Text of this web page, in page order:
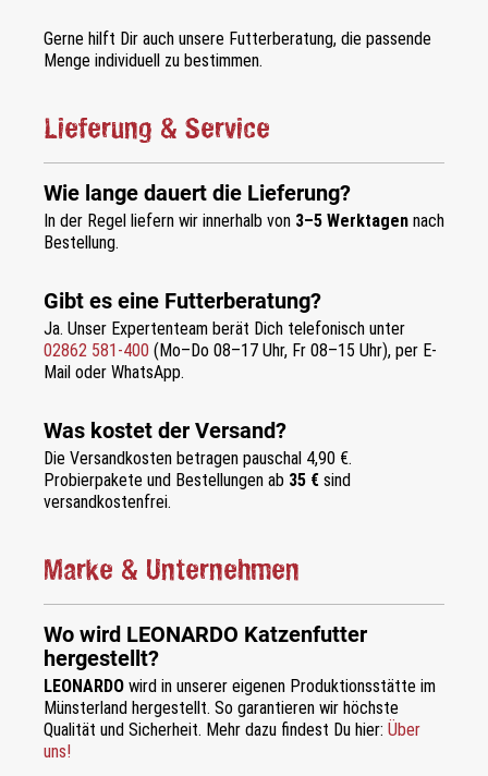
Gerne hilft Dir auch unsere Futterberatung, die passende
Menge individuell zu bestimmen.
Lieferung & Service
Wie lange dauert die Lieferung?
In der Regel liefern wir innerhalb von 3–5 Werktagen nach
Bestellung.
Gibt es eine Futterberatung?
Ja. Unser Expertenteam berät Dich telefonisch unter
02862 581-400 (Mo–Do 08–17 Uhr, Fr 08–15 Uhr), per E-
Mail oder WhatsApp.
Was kostet der Versand?
Die Versandkosten betragen pauschal 4,90 €.
Probierpakete und Bestellungen ab 35 € sind
versandkostenfrei.
Marke & Unternehmen
Wo wird LEONARDO Katzenfutter
hergestellt?
LEONARDO wird in unserer eigenen Produktionsstätte im
Münsterland hergestellt. So garantieren wir höchste
Qualität und Sicherheit. Mehr dazu findest Du hier: Über
uns!